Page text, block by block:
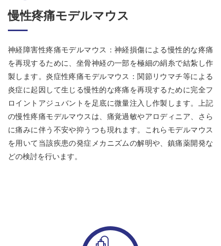
慢性疼痛モデルマウス
神経障害性疼痛モデルマウス：神経損傷による慢性的な疼痛
を再現するために、坐骨神経の一部を極細の絹糸で結紮し作
製します。炎症性疼痛モデルマウス：関節リウマチ等による
炎症に起因して生じる慢性的な疼痛を再現するために完全フ
ロイントアジュバントを足底に微量注入し作製します。上記
の慢性疼痛モデルマウスは、痛覚過敏やアロディニア、さら
に痛みに伴う不安や抑うつも現れます。これらモデルマウス
を用いて当該疾患の発症メカニズムの解明や、鎮痛薬開発な
どの検討を行います。